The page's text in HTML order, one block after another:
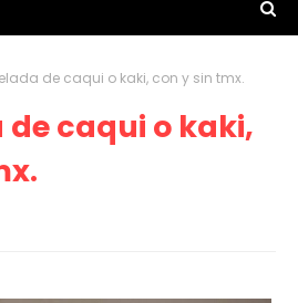
de caqui o kaki, con y sin tmx.
caqui o kaki,